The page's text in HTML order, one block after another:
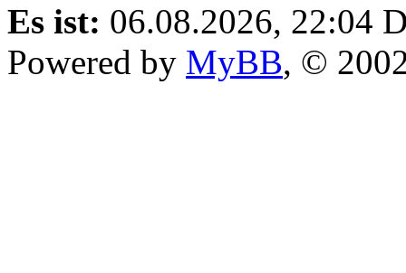
Es ist: 06.08.2026, 22:04
Powered by MyBB, ©